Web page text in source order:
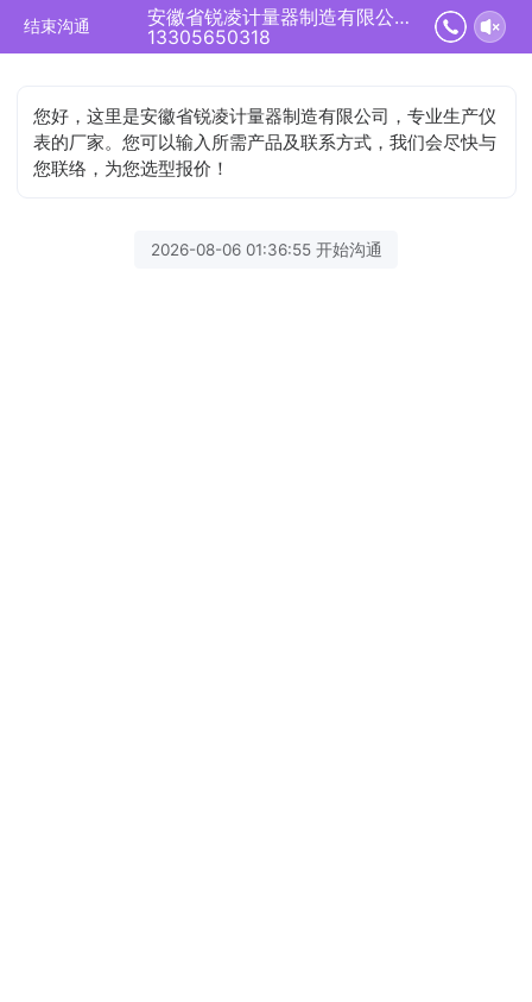
结束沟通
安徽省锐凌计量器制造有限公司正在为您服务
13305650318
您好，这里是安徽省锐凌计量器制造有限公司，专业生产仪
表的厂家。您可以输入所需产品及联系方式，我们会尽快与
您联络，为您选型报价！
2026-08-06 01:36:55 开始沟通